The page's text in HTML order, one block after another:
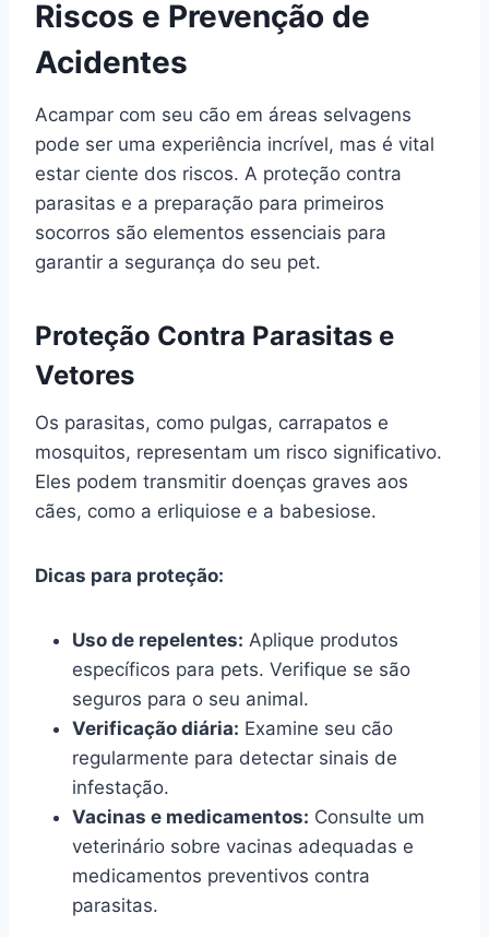
Riscos e Prevenção de
Acidentes
Acampar com seu cão em áreas selvagens
pode ser uma experiência incrível, mas é vital
estar ciente dos riscos. A proteção contra
parasitas e a preparação para primeiros
socorros são elementos essenciais para
garantir a segurança do seu pet.
Proteção Contra Parasitas e
Vetores
Os parasitas, como pulgas, carrapatos e
mosquitos, representam um risco significativo.
Eles podem transmitir doenças graves aos
cães, como a erliquiose e a babesiose.
Dicas para proteção:
Uso de repelentes: Aplique produtos
específicos para pets. Verifique se são
seguros para o seu animal.
Verificação diária: Examine seu cão
regularmente para detectar sinais de
infestação.
Vacinas e medicamentos: Consulte um
veterinário sobre vacinas adequadas e
medicamentos preventivos contra
parasitas.